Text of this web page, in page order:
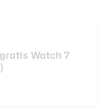
Watch 7